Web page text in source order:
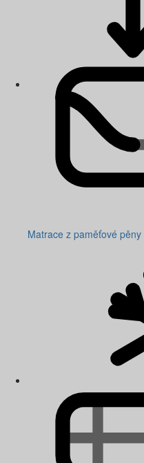
Matrace z paměťové pěny